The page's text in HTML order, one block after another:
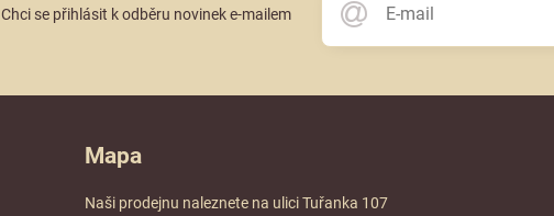
Chci se přihlásit k odběru novinek e-mailem
Mapa
Naši prodejnu naleznete na ulici Tuřanka 107